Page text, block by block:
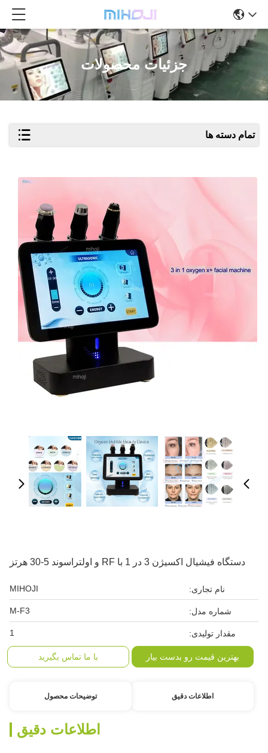
جزئیات محصولات
تمام دسته ها
دستگاه فیشیال اکسیژن 3 در 1 با RF و اولتراسوند 5-30 هرتز
نام تجاری: MIHOJI
شماره مدل: M-F3
مقدار تولیدی: 1
بهترین قیمت رو بدست بیار با ما تماس بگیرید
اطلاعات دقیق توضیحات محصول
اطلاعات دقیق